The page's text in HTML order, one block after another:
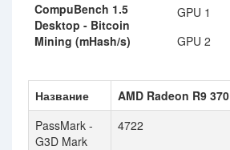
CompuBench 1.5
Desktop - Bitcoin
Mining (mHash/s)
GPU 1
GPU 2
Название AMD Radeon R9 370
PassMark -
G3D Mark
4722